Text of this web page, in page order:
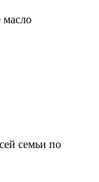
масло
семьи по